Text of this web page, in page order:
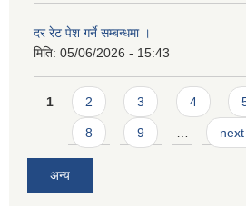
दर रेट पेश गर्ने सम्बन्धमा ।
मिति: 05/06/2026 - 15:43
Pages
1 2 3 4
8 9 … next
अन्य